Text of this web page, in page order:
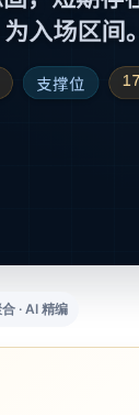
· AI 精编